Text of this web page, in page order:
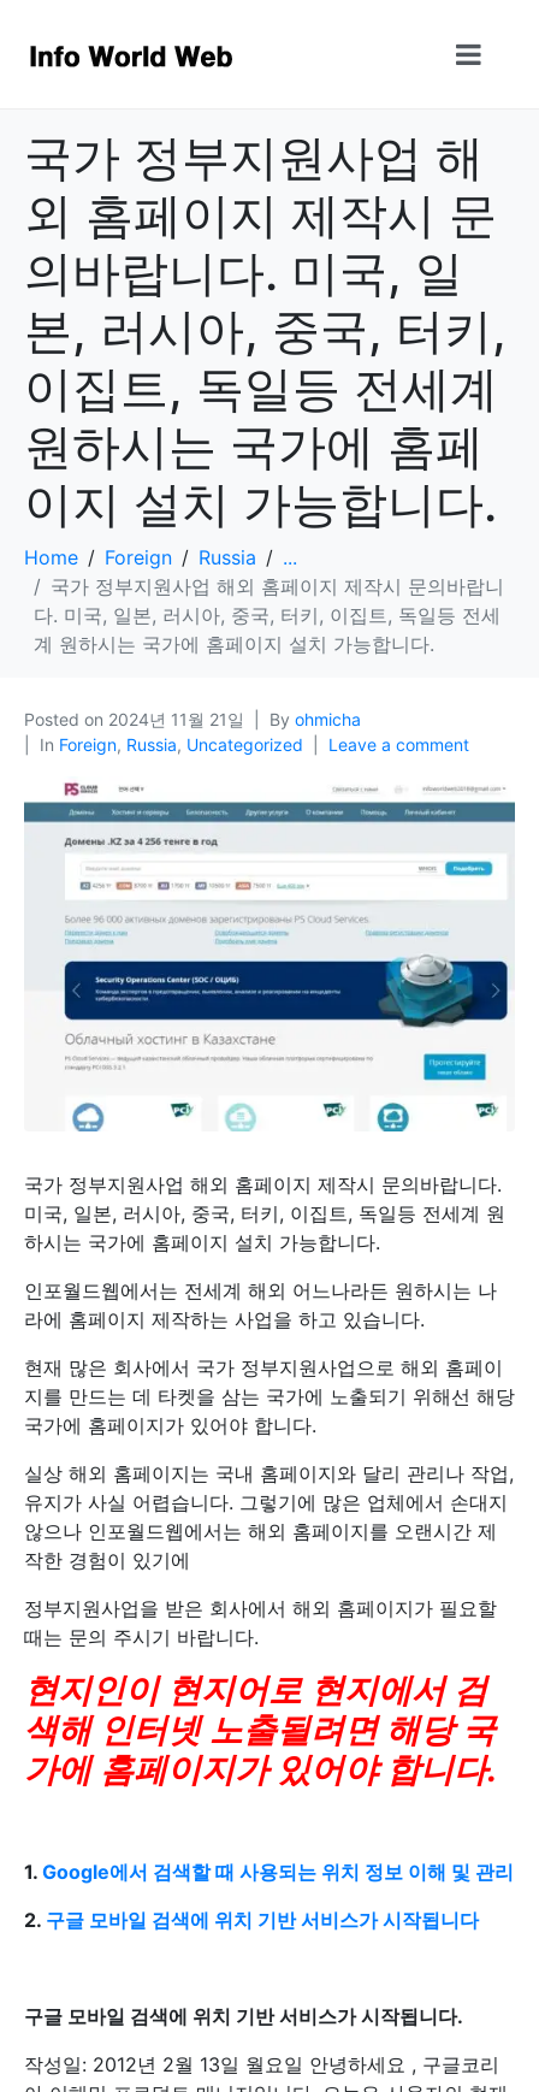
국가 정부지원사업 해
외 홈페이지 제작시 문
의바랍니다. 미국, 일
본, 러시아, 중국, 터키,
이집트, 독일등 전세계
원하시는 국가에 홈페
이지 설치 가능합니다.
Home Foreign Russia
...
국가 정부지원사업 해외 홈페이지 제작시 문의바랍니
다. 미국, 일본, 러시아, 중국, 터키, 이집트, 독일등 전세
계 원하시는 국가에 홈페이지 설치 가능합니다.
Posted on 2024년 11월 21일 By ohmicha
In Foreign, Russia, Uncategorized Leave a comment
국가 정부지원사업 해외 홈페이지 제작시 문의바랍니다.
미국, 일본, 러시아, 중국, 터키, 이집트, 독일등 전세계 원
하시는 국가에 홈페이지 설치 가능합니다.
인포월드웹에서는 전세계 해외 어느나라든 원하시는 나
라에 홈페이지 제작하는 사업을 하고 있습니다.
현재 많은 회사에서 국가 정부지원사업으로 해외 홈페이
지를 만드는 데 타켓을 삼는 국가에 노출되기 위해선 해당
국가에 홈페이지가 있어야 합니다.
실상 해외 홈페이지는 국내 홈페이지와 달리 관리나 작업,
유지가 사실 어렵습니다. 그렇기에 많은 업체에서 손대지
않으나 인포월드웹에서는 해외 홈페이지를 오랜시간 제
작한 경험이 있기에
정부지원사업을 받은 회사에서 해외 홈페이지가 필요할
때는 문의 주시기 바랍니다.
현지인이 현지어로 현지에서 검
색해 인터넷 노출될려면 해당 국
가에 홈페이지가 있어야 합니다.
1. Google에서 검색할 때 사용되는 위치 정보 이해 및 관리
2. 구글 모바일 검색에 위치 기반 서비스가 시작됩니다
구글 모바일 검색에 위치 기반 서비스가 시작됩니다.
작성일: 2012년 2월 13일 월요일 안녕하세요 , 구글코리